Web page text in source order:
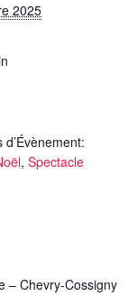
2025
, Spectacle
– Chevry-Cossigny